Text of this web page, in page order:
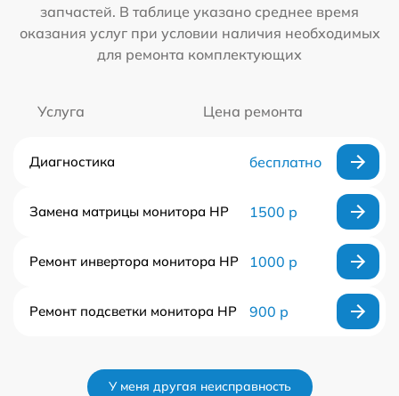
запчастей. В таблице указано среднее время
оказания услуг при условии наличия необходимых
для ремонта комплектующих
Услуга Цена ремонта
Диагностика бесплатно
Замена матрицы монитора HP 1500 р
Ремонт инвертора монитора HP 1000 р
Ремонт подсветки монитора HP 900 р
У меня другая неисправность